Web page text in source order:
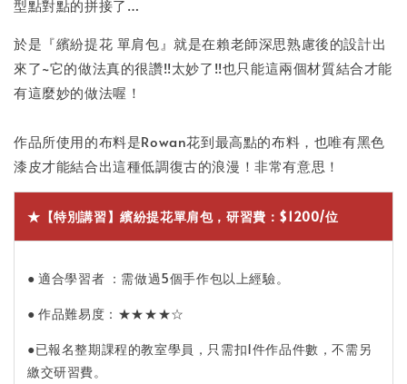
型點對點的拼接了…
於是『繽紛提花 單肩包』就是在賴老師深思熟慮後的設計出
來了~它的做法真的很讚!!太妙了!!也只能這兩個材質結合才能
有這麼妙的做法喔！
作品所使用的布料是Rowan花到最高點的布料，也唯有黑色
漆皮才能結合出這種低調復古的浪漫！非常有意思！
★【特別講習】繽紛提花單肩包，研習費：$1200/位
● 適合學習者 ：需做過5個手作包以上經驗。
● 作品難易度：★★★★☆
●已報名整期課程的教室學員，只需扣1件作品件數，不需另
繳交研習費。